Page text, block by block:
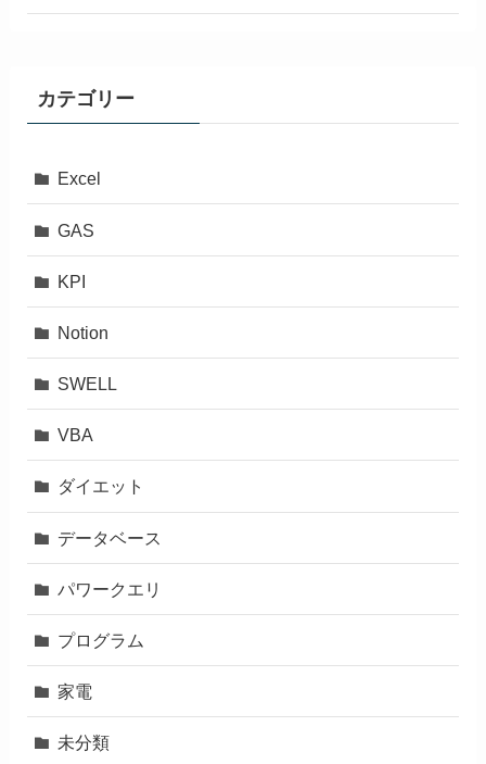
カテゴリー
Excel
GAS
KPI
Notion
SWELL
VBA
ダイエット
データベース
パワークエリ
プログラム
家電
未分類